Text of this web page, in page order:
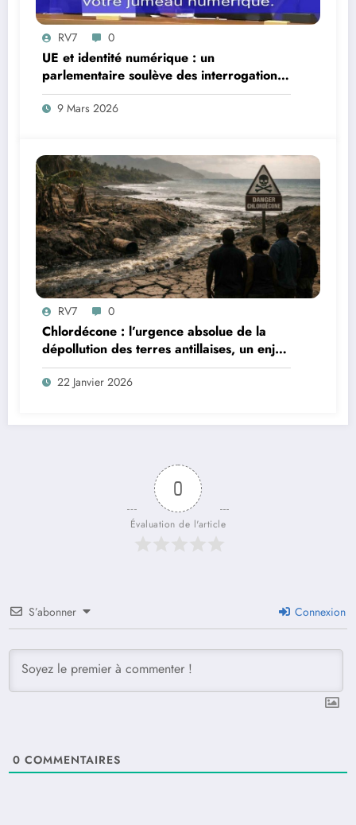
RV7 0
UE et identité numérique : un
parlementaire soulève des interrogations
juridiques
9 Mars 2026
RV7 0
Chlordécone : l’urgence absolue de la
dépollution des terres antillaises, un enjeu
sanitaire, environnemental et
démocratique
22 Janvier 2026
0
Évaluation de l'article
S’abonner Connexion
0 COMMENTAIRES